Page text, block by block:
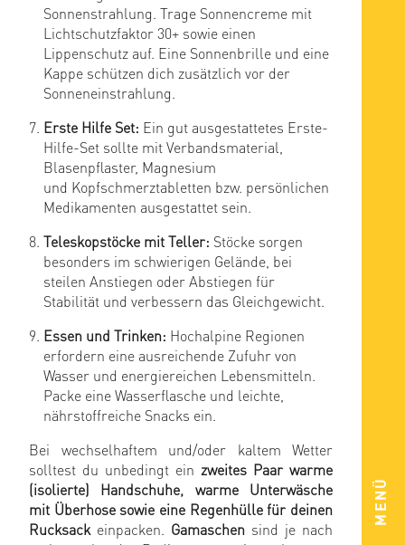
MENÜ
Sonnenstrahlung. Trage Sonnencreme mit
Lichtschutzfaktor 30+ sowie einen
Lippenschutz auf. Eine Sonnenbrille und eine
Kappe schützen dich zusätzlich vor der
Sonneneinstrahlung.
Erste Hilfe Set: Ein gut ausgestattetes Erste-
Hilfe-Set sollte mit Verbandsmaterial,
Blasenpflaster, Magnesium
und Kopfschmerztabletten bzw. persönlichen
Medikamenten ausgestattet sein.
Teleskopstöcke mit Teller: Stöcke sorgen
besonders im schwierigen Gelände, bei
steilen Anstiegen oder Abstiegen für
Stabilität und verbessern das Gleichgewicht.
Essen und Trinken: Hochalpine Regionen
erfordern eine ausreichende Zufuhr von
Wasser und energiereichen Lebensmitteln.
Packe eine Wasserflasche und leichte,
nährstoffreiche Snacks ein.
Bei wechselhaftem und/oder kaltem Wetter
solltest du unbedingt ein zweites Paar warme
(isolierte) Handschuhe, warme Unterwäsche
mit Überhose sowie eine Regenhülle für deinen
Rucksack einpacken. Gamaschen sind je nach